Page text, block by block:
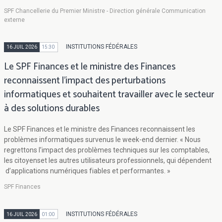
SPF Chancellerie du Premier Ministre - Direction générale Communication
externe
16 JUIL 2026 15:30 INSTITUTIONS FÉDÉRALES
Le SPF Finances et le ministre des Finances
reconnaissent l’impact des perturbations
informatiques et souhaitent travailler avec le secteur
à des solutions durables
Le SPF Finances et le ministre des Finances reconnaissent les
problèmes informatiques survenus le week-end dernier. « Nous
regrettons l’impact des problèmes techniques sur les comptables,
les citoyenset les autres utilisateurs professionnels, qui dépendent
d’applications numériques fiables et performantes. »
SPF Finances
16 JUIL 2026 01:00 INSTITUTIONS FÉDÉRALES